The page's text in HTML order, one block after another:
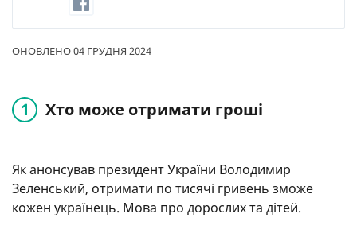
ОНОВЛЕНО 04 ГРУДНЯ 2024
Хто може отримати гроші
Як анонсував президент України Володимир
Зеленський, отримати по тисячі гривень зможе
кожен українець. Мова про дорослих та дітей.